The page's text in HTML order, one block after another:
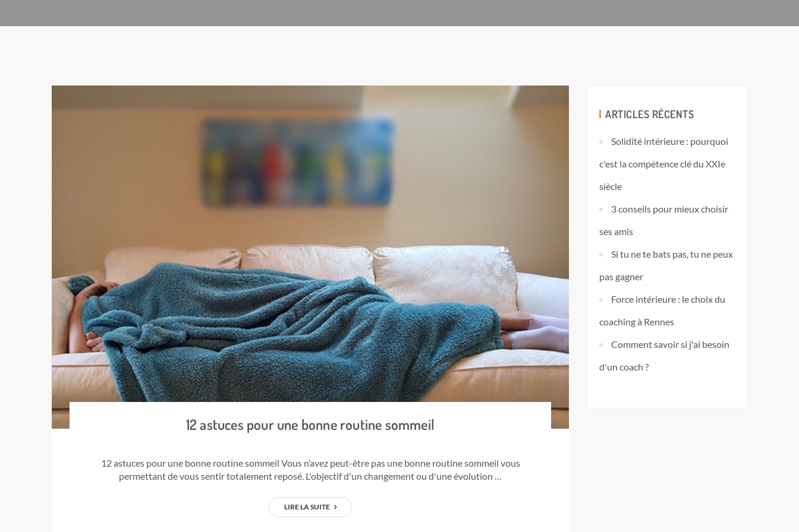
12 astuces pour une bonne routine sommeil
12 astuces pour une bonne routine sommeil Vous n’avez peut-être pas une bonne routine sommeil vous
permettant de vous sentir totalement reposé. L'objectif d'un changement ou d'une évolution …
LIRE LA SUITE
ARTICLES RÉCENTS
Solidité intérieure : pourquoi
c'est la compétence clé du XXIe
siècle
3 conseils pour mieux choisir
ses amis
Si tu ne te bats pas, tu ne peux
pas gagner
Force intérieure : le choix du
coaching à Rennes
Comment savoir si j'ai besoin
d'un coach ?